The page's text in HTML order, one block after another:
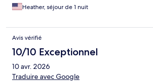
Heather, séjour de 1 nuit
Avis vérifié
10/10 Exceptionnel
10 avr. 2026
Traduire avec Google